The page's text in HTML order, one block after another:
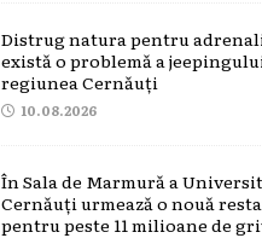
Distrug natura pentru
există o problemă a
regiunea Cernăuți
10.08.2026
În Sala de Marmură a
Cernăuți urmează o nouă
pentru peste 11 milioane de